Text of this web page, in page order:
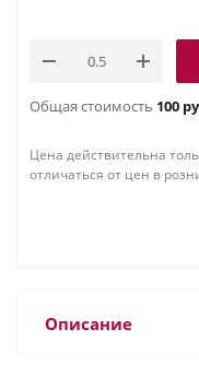
Общая стоимость 100
Цена действительна
отличаться от цен в
Описание